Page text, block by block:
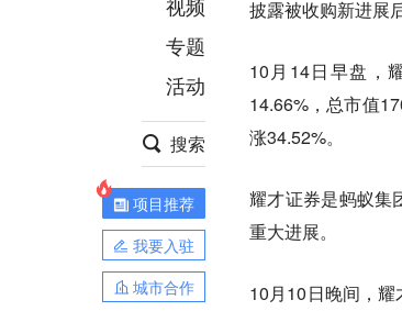
项目推荐
安徽
专题
活动
搜索
项目推荐
我要入驻
城市合作
披露被收购新进展
10月14日早盘，
14.66%，总市值
涨34.52%。
耀才证券是蚂蚁集
重大进展。
10月10日晚间，